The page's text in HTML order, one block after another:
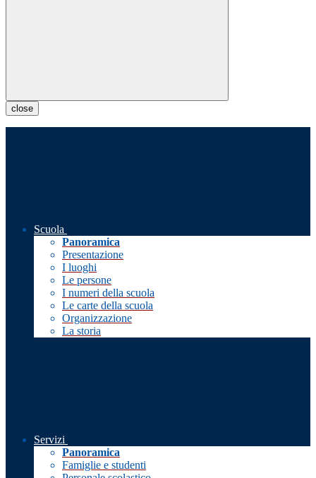
close
Scuola
Panoramica
Presentazione
I luoghi
Le persone
I numeri della scuola
Le carte della scuola
Organizzazione
La storia
Servizi
Panoramica
Famiglie e studenti